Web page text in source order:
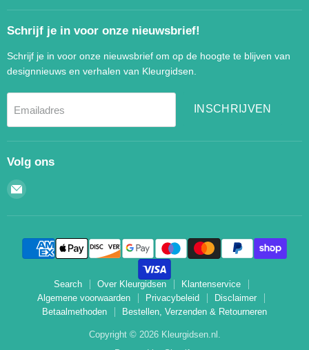
Schrijf je in voor onze nieuwsbrief!
Schrijf je in voor onze nieuwsbrief om op de hoogte te blijven van
designnieuws en verhalen van Kleurgidsen.
Emailadres INSCHRIJVEN
Volg ons
Email
Search Over Kleurgidsen
Klantenservice
Algemene voorwaarden
Privacybeleid
Disclaimer
Betaalmethoden
Bestellen, Verzenden & Retourneren
Copyright © 2026 Kleurgidsen.nl.